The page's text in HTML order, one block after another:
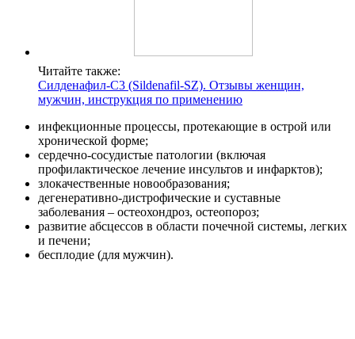
Читайте также:
Силденафил-C3 (Sildenafil-SZ). Отзывы женщин,
мужчин, инструкция по применению
инфекционные процессы, протекающие в острой или
хронической форме;
сердечно-сосудистые патологии (включая
профилактическое лечение инсультов и инфарктов);
злокачественные новообразования;
дегенеративно-дистрофические и суставные
заболевания – остеохондроз, остеопороз;
развитие абсцессов в области почечной системы, легких
и печени;
бесплодие (для мужчин).